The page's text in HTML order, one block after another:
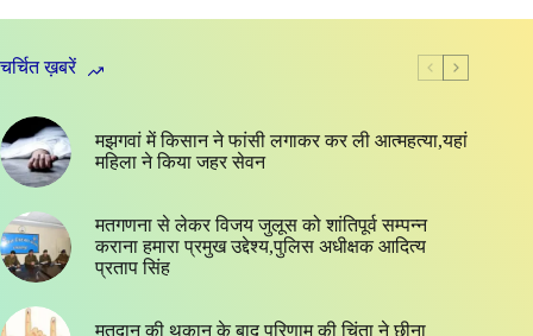
चर्चित ख़बरें
मझगवां में किसान ने फांसी लगाकर कर ली आत्महत्या,यहां
महिला ने किया जहर सेवन
मतगणना से लेकर विजय जुलूस को शांतिपूर्व सम्पन्न
कराना हमारा प्रमुख उद्देश्य,पुलिस अधीक्षक आदित्य
प्रताप सिंह
मतदान की थकान के बाद परिणाम की चिंता ने छीना